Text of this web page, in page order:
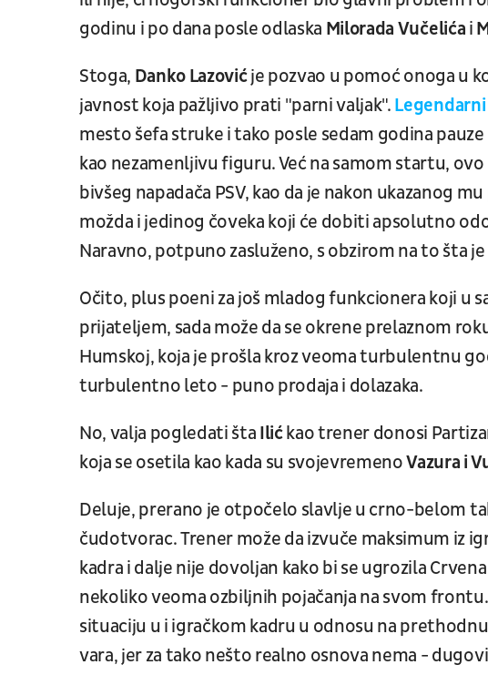
godinu i po dana posle odlaska Milorada Vučelića i
Stoga, Danko Lazovićje pozvao u pomoć onoga u
javnost koja pažljivo prati "parni valjak".
mesto šefa struke i tako posle sedam godina
kao nezamenljivu figuru. Već na samom startu,
bivšeg napadača PSV, kao da je nakon ukazanog
možda i jedinog čoveka koji će dobiti apsolutno
Naravno, potpuno zasluženo, s obzirom na to šta
Očito, plus poeni za još mladog funkcionera koji u
prijateljem, sada može da se okrene prelaznom
Humskoj, koja je prošla kroz veoma turbulentnu
turbulentno leto - puno prodaja i dolazaka.
No, valja pogledati šta Ilićkao trener donosi
koja se osetila kao kada su svojevremenoVazura i
Deluje, prerano je otpočelo slavlje u crno-belom
čudotvorac. Trener može da izvuče maksimum iz
kadra i dalje nije dovoljan kako bi se ugrozila
nekoliko veoma ozbiljnih pojačanja na svom
situaciju u i igračkom kadru u odnosu na
vara, jer za tako nešto realno osnova nema -